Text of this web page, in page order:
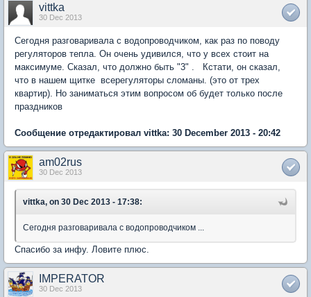
vittka
30 Dec 2013
Сегодня разговаривала с водопроводчиком, как раз по поводу
регуляторов тепла. Он очень удивился, что у всех стоит на
максимуме. Сказал, что должно быть "3" . Кстати, он сказал,
что в нашем щитке всерегуляторы сломаны. (это от трех
квартир). Но заниматься этим вопросом об будет только после
праздников
Сообщение отредактировал vittka: 30 December 2013 - 20:42
am02rus
30 Dec 2013
vittka, on 30 Dec 2013 - 17:38:
Сегодня разговаривала с водопроводчиком ...
Спасибо за инфу. Ловите плюс.
IMPERATOR
30 Dec 2013